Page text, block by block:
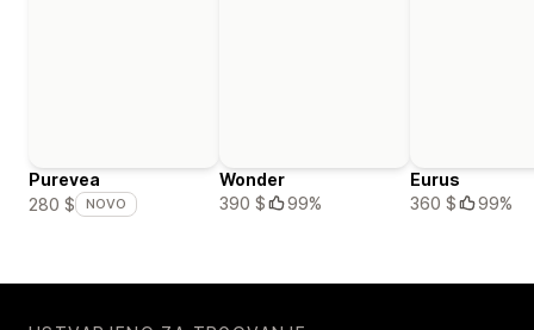
Purevea
280 $
NOVO
Wonder
390 $
99%
Eurus
360 $
99%